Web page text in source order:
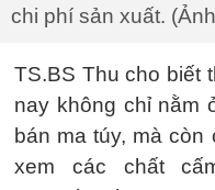
chi phí sản xuất.
TS.BS Thu cho biết
nay không chỉ nằm
bán ma túy, mà
xem các chất